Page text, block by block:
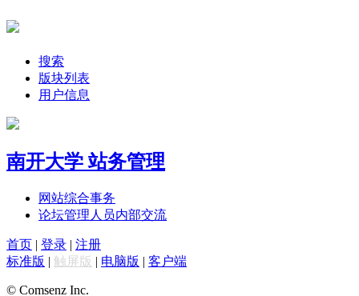
搜索
版块列表
用户信息
南开大学 站务管理
网站综合事务
论坛管理人员内部交流
首页 | 登录 | 注册
标准版 | 触屏版 | 电脑版 | 客户端
© Comsenz Inc.